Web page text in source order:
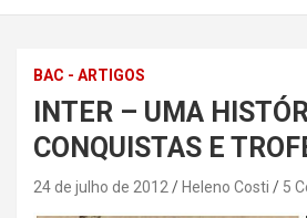
BAC - ARTIGOS
INTER – UMA
CONQUISTAS E
24 de julho de 2012 Heleno Costi 5